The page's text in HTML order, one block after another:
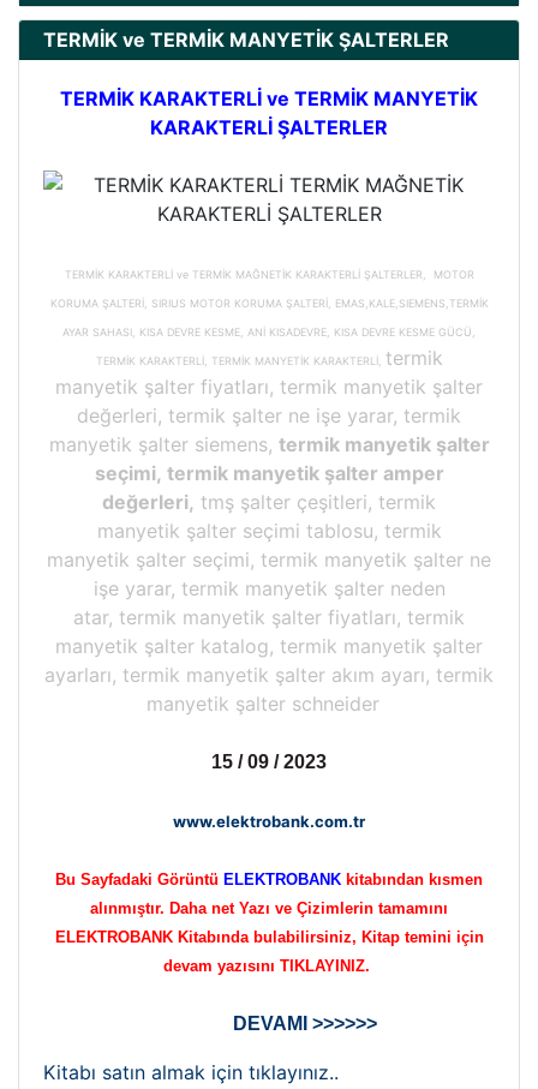
TERMİK ve TERMİK MANYETİK ŞALTERLER
TERMİK KARAKTERLİ ve TERMİK MANYETİK
KARAKTERLİ ŞALTERLER
TERMİK KARAKTERLİ ve TERMİK MAĞNETİK KARAKTERLİ ŞALTERLER, MOTOR
KORUMA ŞALTERİ, SIRIUS MOTOR KORUMA ŞALTERİ, EMAS,KALE,SIEMENS,TERMİK
AYAR SAHASI, KISA DEVRE KESME, ANİ KISADEVRE, KISA DEVRE KESME GÜCÜ,
TERMİK KARAKTERLİ, TERMİK MANYETİK KARAKTERLİ,
termik
manyetik şalter fiyatları, termik manyetik şalter
değerleri, termik şalter ne işe yarar, termik
manyetik şalter siemens, termik manyetik şalter
seçimi, termik manyetik şalter amper
değerleri, tmş şalter çeşitleri, termik
manyetik şalter seçimi tablosu, termik
manyetik şalter seçimi, termik manyetik şalter ne
işe yarar, termik manyetik şalter neden
atar, termik manyetik şalter fiyatları, termik
manyetik şalter katalog, termik manyetik şalter
ayarları, termik manyetik şalter akım ayarı, termik
manyetik şalter schneider
15 / 09 / 2023
www.elektrobank.com.tr
Bu Sayfadaki Görüntü ELEKTROBANK kitabından kısmen
alınmıştır. Daha net Yazı ve Çizimlerin tamamını
ELEKTROBANK Kitabında bulabilirsiniz, Kitap temini için
devam yazısını TIKLAYINIZ.
DEVAMI >>>>>>
Kitabı satın almak için tıklayınız..